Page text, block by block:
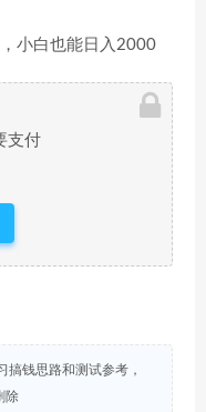
支付
搞钱思路和测试参考，
除